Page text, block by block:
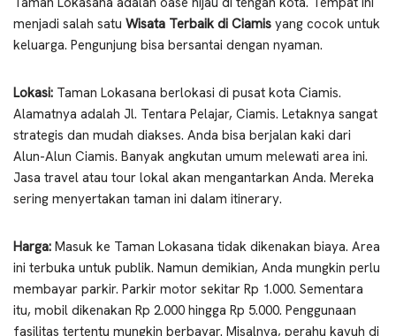
menjadi salah satu Wisata Terbaik di Ciamis yang cocok untuk
keluarga. Pengunjung bisa bersantai dengan nyaman.
Lokasi: Taman Lokasana berlokasi di pusat kota Ciamis.
Alamatnya adalah Jl. Tentara Pelajar, Ciamis. Letaknya sangat
strategis dan mudah diakses. Anda bisa berjalan kaki dari
Alun-Alun Ciamis. Banyak angkutan umum melewati area ini.
Jasa travel atau tour lokal akan mengantarkan Anda. Mereka
sering menyertakan taman ini dalam itinerary.
Harga: Masuk ke Taman Lokasana tidak dikenakan biaya. Area
ini terbuka untuk publik. Namun demikian, Anda mungkin perlu
membayar parkir. Parkir motor sekitar Rp 1.000. Sementara
itu, mobil dikenakan Rp 2.000 hingga Rp 5.000. Penggunaan
fasilitas tertentu mungkin berbayar. Misalnya, perahu kayuh di